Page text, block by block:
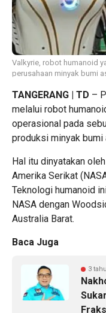
Valkyrie, robot humanoid
perusahaan minyak bumi
TANGERANG | TD –
melalui robot
operasional pada
produksi minyak bumi
Hal itu dinyatakan
Amerika Serikat
Teknologi humanoid
NASA dengan
Australia Barat.
Baca Juga
3